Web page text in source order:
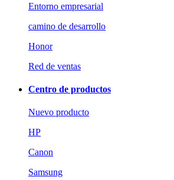
Entorno empresarial
camino de desarrollo
Honor
Red de ventas
Centro de productos
Nuevo producto
HP
Canon
Samsung